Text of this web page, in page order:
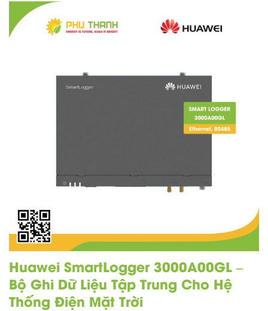
Huawei SmartLogger 3000A00GL –
Bộ Ghi Dữ Liệu Tập Trung Cho Hệ
Thống Điện Mặt Trời